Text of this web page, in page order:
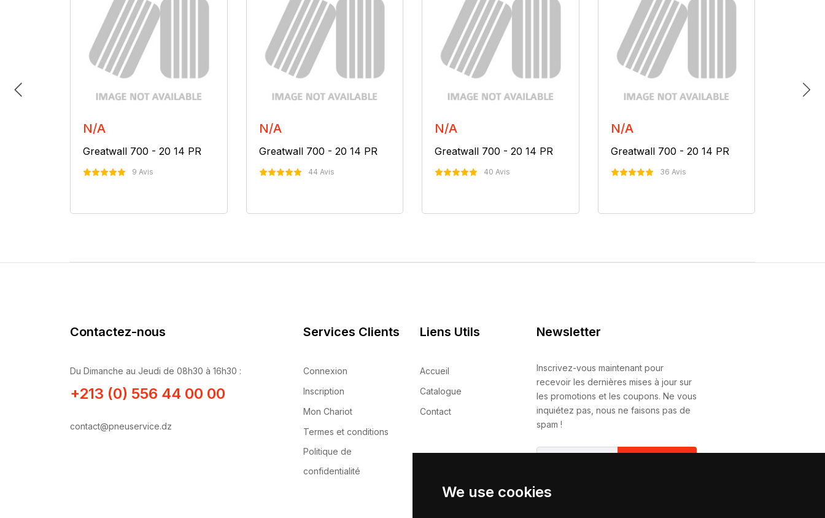
We use cookies
N/A
Greatwall 700 - 20 14 PR
9 Avis
N/A
Greatwall 700 - 20 14 PR
44 Avis
N/A
Greatwall 700 - 20 14 PR
40 Avis
N/A
Greatwall 700 - 20 14 PR
36 Avis
Contactez-nous
Du Dimanche au Jeudi de 08h30 à 16h30 :
+213 (0) 556 44 00 00
contact@pneuservice.dz
Services Clients
Connexion
Inscription
Mon Chariot
Termes et conditions
Politique de
confidentialité
Liens Utils
Accueil
Catalogue
Contact
Newsletter
Inscrivez-vous maintenant pour
recevoir les dernières mises à jour sur
les promotions et les coupons. Ne vous
inquiétez pas, nous ne faisons pas de
spam !
En vous abonnant, vous acceptez